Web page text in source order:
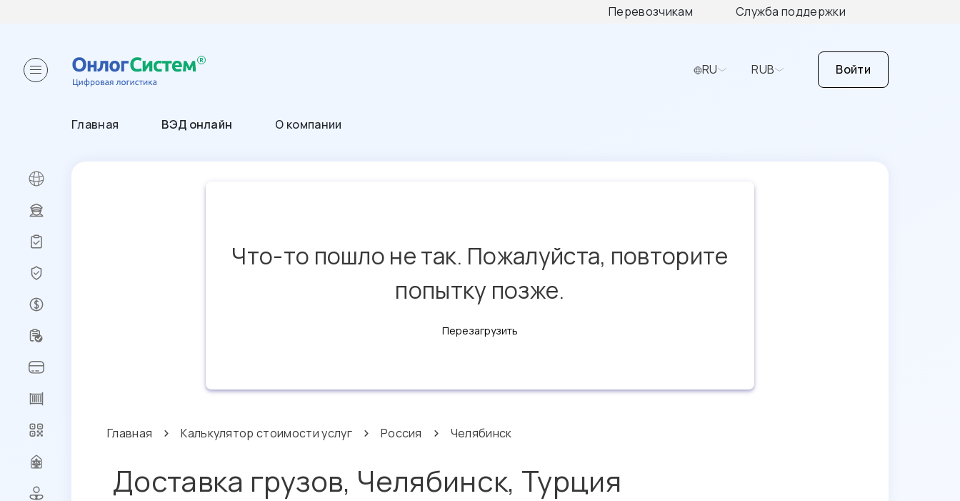
Перевозчикам Служба поддержки
RU RUB Войти
Главная ВЭД онлайн О компании
Что-то пошло не так. Пожалуйста, повторите
попытку позже.
Перезагрузить
Главная Калькулятор стоимости услуг Россия Челябинск
Доставка грузов, Челябинск, Турция